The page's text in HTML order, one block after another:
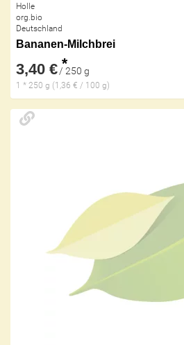
Holle
org.bio
Deutschland
Bananen-Milchbrei
3,40 € *
/ 250 g
1 * 250 g (1,36 € / 100 g)